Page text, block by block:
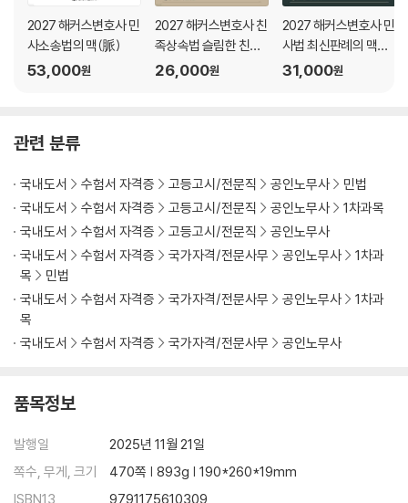
제1절 공동소송 361
제2절 소송참가 386
제3절 당사자의 변경 419
2027 해커스변호사 민
사소송법의 맥(脈)
53,000원
2027 해커스변호사 친
족상속법 슬림한 친상
법의 맥(脈)
26,000원
2027 해커스변호사 민
사법 최신판례의 맥
(脈)
31,000원
관련 분류
국내도서 수험서 자격증 고등고시/전문직 공인노무사
민법
국내도서
수험서 자격증 고등고시/전문직 공인노무사
1차과목
국내도서
수험서 자격증 고등고시/전문직
공인노무사
국내도서
수험서 자격증 국가자격/전문사무 공인노무사
1차과
목
민법
국내도서
수험서 자격증 국가자격/전문사무 공인노무사
1차과
목
국내도서
수험서 자격증 국가자격/전문사무 공인노무사
품목정보
발행일
2025년 11월 21일
쪽수, 무게, 크기
470쪽 | 893g | 190*260*19mm
ISBN13
9791175610309